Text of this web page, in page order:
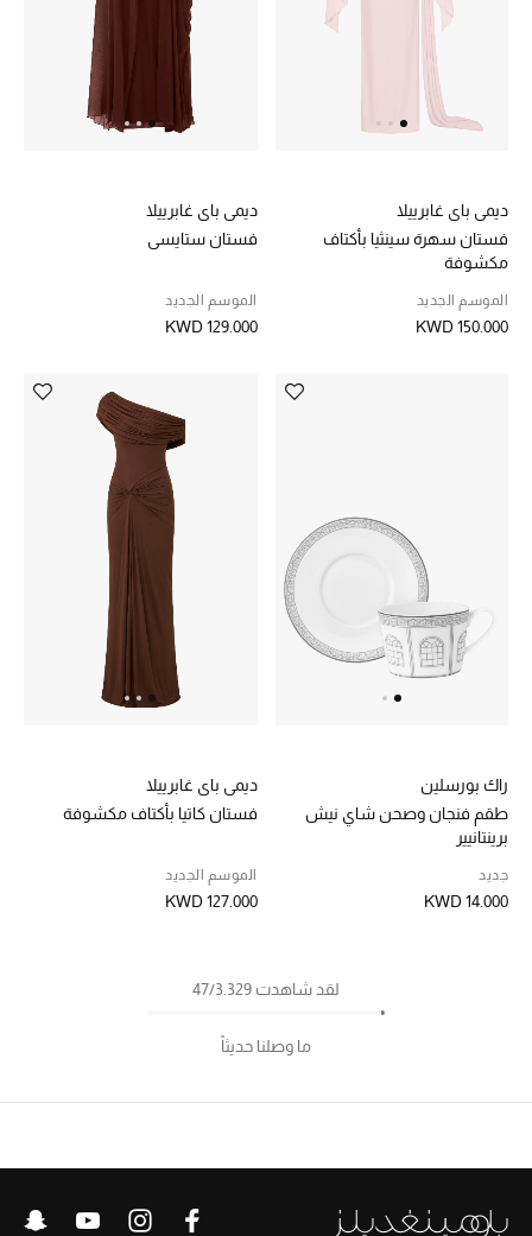
ديمي باي غابرييلا
فستان سهرة سينثيا بأكتاف
مكشوفة
الموسم الجديد
KWD 150.000
ديمي باي غابرييلا
فستان ستايسي
الموسم الجديد
KWD 129.000
راك بورسلين
طقم فنجان وصحن شاي نيش
برينتانيير
جديد
KWD 14.000
ديمي باي غابرييلا
فستان كاتيا بأكتاف مكشوفة
الموسم الجديد
KWD 127.000
لقد شاهدت 47/3.329
ما وصلنا حديثاً